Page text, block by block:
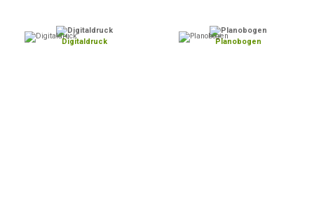
Digitaldruck Planobogen